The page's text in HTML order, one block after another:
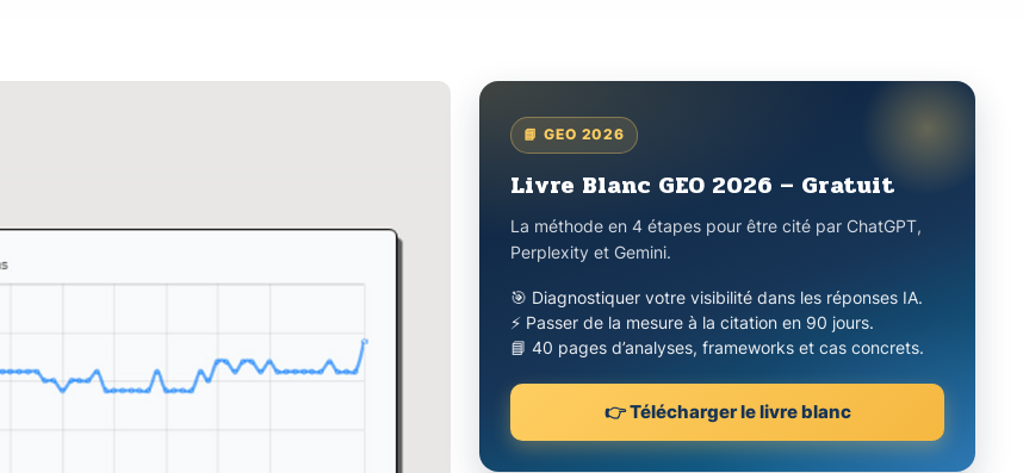
📘 GEO 2026
Livre Blanc GEO 2026 – Gratuit
La méthode en 4 étapes pour être cité par ChatGPT,
Perplexity et Gemini.
🎯 Diagnostiquer votre visibilité dans les réponses IA.
⚡ Passer de la mesure à la citation en 90 jours.
📘 40 pages d’analyses, frameworks et cas concrets.
👉 Télécharger le livre blanc